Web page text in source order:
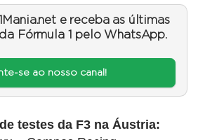
e receba as últimas
Fórmula 1 pelo WhatsApp.
se ao nosso canal!
testes da F3 na Áustria: